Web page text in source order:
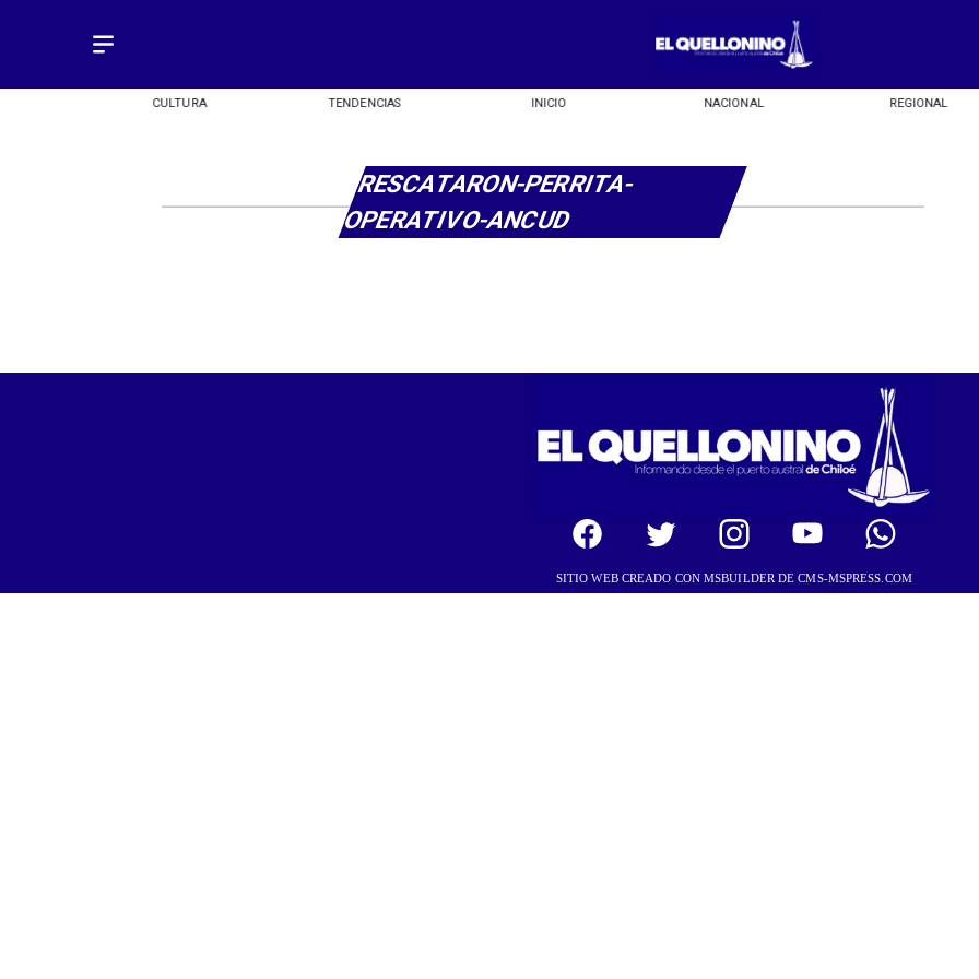
CULTURA TENDENCIAS INICIO NACIONAL REGIONAL
RESCATARON-PERRITA-
OPERATIVO-ANCUD
SITIO WEB CREADO CON MSBUILDER DE CMS-MSPRESS.COM